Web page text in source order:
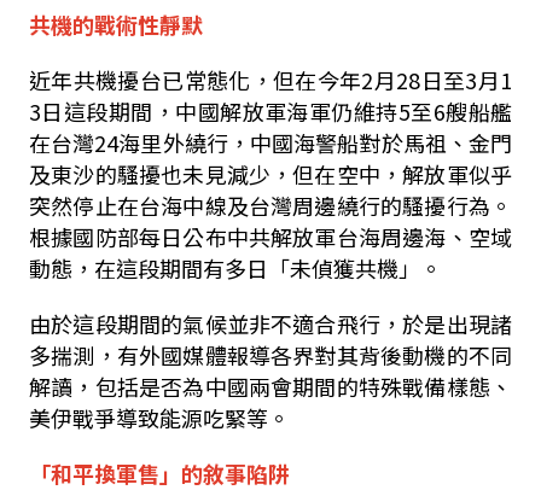
共機的戰術性靜默
近年共機擾台已常態化，但在今年2月28日至3月1
3日這段期間，中國解放軍海軍仍維持5至6艘船艦
在台灣24海里外繞行，中國海警船對於馬祖、金門
及東沙的騷擾也未見減少，但在空中，解放軍似乎
突然停止在台海中線及台灣周邊繞行的騷擾行為。
根據國防部每日公布中共解放軍台海周邊海、空域
動態，在這段期間有多日「未偵獲共機」。
由於這段期間的氣候並非不適合飛行，於是出現諸
多揣測，有外國媒體報導各界對其背後動機的不同
解讀，包括是否為中國兩會期間的特殊戰備樣態、
美伊戰爭導致能源吃緊等。
「和平換軍售」的敘事陷阱